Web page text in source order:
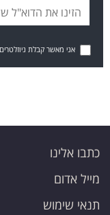
אני מאשר קבלת
כתבו אלינו
מייל אדום
תנאי שימוש